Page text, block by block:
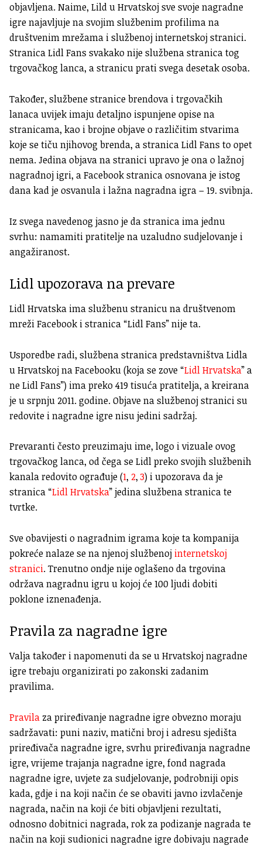
objavljena. Naime, Lild u Hrvatskoj sve svoje nagradne
igre najavljuje na svojim službenim profilima na
društvenim mrežama i službenoj internetskoj stranici.
Stranica Lidl Fans svakako nije službena stranica tog
trgovačkog lanca, a stranicu prati svega desetak osoba.
Također, službene stranice brendova i trgovačkih
lanaca uvijek imaju detaljno ispunjene opise na
stranicama, kao i brojne objave o različitim stvarima
koje se tiču njihovog brenda, a stranica Lidl Fans to opet
nema. Jedina objava na stranici upravo je ona o lažnoj
nagradnoj igri, a Facebook stranica osnovana je istog
dana kad je osvanula i lažna nagradna igra – 19. svibnja.
Iz svega navedenog jasno je da stranica ima jednu
svrhu: namamiti pratitelje na uzaludno sudjelovanje i
angažiranost.
Lidl upozorava na prevare
Lidl Hrvatska ima službenu stranicu na društvenom
mreži Facebook i stranica “Lidl Fans” nije ta.
Usporedbe radi, službena stranica predstavništva Lidla
u Hrvatskoj na Facebooku (koja se zove “Lidl Hrvatska” a
ne Lidl Fans”) ima preko 419 tisuća pratitelja, a kreirana
je u srpnju 2011. godine. Objave na službenoj stranici su
redovite i nagradne igre nisu jedini sadržaj.
Prevaranti često preuzimaju ime, logo i vizuale ovog
trgovačkog lanca, od čega se Lidl preko svojih službenih
kanala redovito ograđuje (1, 2, 3) i upozorava da je
stranica “Lidl Hrvatska” jedina službena stranica te
tvrtke.
Sve obavijesti o nagradnim igrama koje ta kompanija
pokreće nalaze se na njenoj službenoj internetskoj
stranici. Trenutno ondje nije oglašeno da trgovina
održava nagradnu igru u kojoj će 100 ljudi dobiti
poklone iznenađenja.
Pravila za nagradne igre
Valja također i napomenuti da se u Hrvatskoj nagradne
igre trebaju organizirati po zakonski zadanim
pravilima.
Pravila za priređivanje nagradne igre obvezno moraju
sadržavati: puni naziv, matični broj i adresu sjedišta
priređivača nagradne igre, svrhu priređivanja nagradne
igre, vrijeme trajanja nagradne igre, fond nagrada
nagradne igre, uvjete za sudjelovanje, podrobniji opis
kada, gdje i na koji način će se obaviti javno izvlačenje
nagrada, način na koji će biti objavljeni rezultati,
odnosno dobitnici nagrada, rok za podizanje nagrada te
način na koji sudionici nagradne igre dobivaju nagrade